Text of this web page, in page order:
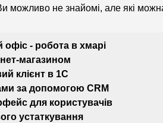
можливо не знайомі, але які
офіс - робота в хмарі
магазином
клієнт в 1С
за допомогою CRM
для користувачів
устаткування